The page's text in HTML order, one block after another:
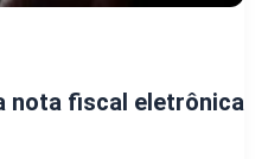
nota fiscal eletrônica